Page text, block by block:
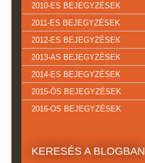
2010-ES BEJEGYZÉSEK
2011-ES BEJEGYZÉSEK
2012-ES BEJEGYZÉSEK
2013-AS BEJEGYZÉSEK
2014-ES BEJEGYZÉSEK
2015-ÖS BEJEGYZÉSEK
2016-OS BEJEGYZÉSEK
KERESÉS A BLOGBAN